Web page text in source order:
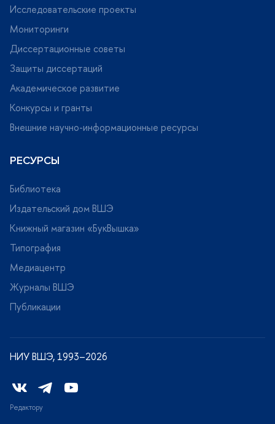
Исследовательские проекты
Мониторинги
Диссертационные советы
Защиты диссертаций
Академическое развитие
Конкурсы и гранты
нешние научно-информационные ресурсы
РЕСУРСЫ
Библиотека
Издательский дом ВШЭ
Книжный магазин «БукВышка»
Типография
Медиацентр
Журналы ВШЭ
Публикации
НИУ ВШЭ, 1993–2026
Редактору